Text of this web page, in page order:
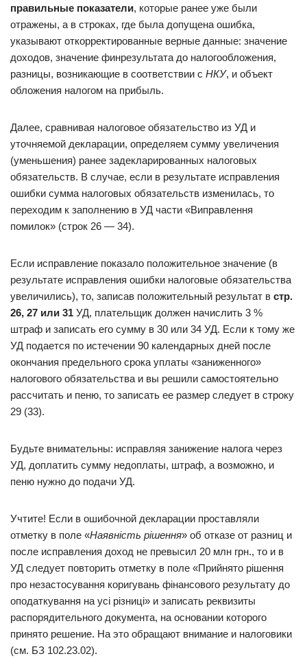
правильные показатели, которые ранее уже были
отражены, а в строках, где была допущена ошибка,
указывают откорректированные верные данные: значение
доходов, значение финрезультата до налогообложения,
разницы, возникающие в соответствии с НКУ, и объект
обложения налогом на прибыль.
Далее, сравнивая налоговое обязательство из УД и
уточняемой декларации, определяем сумму увеличения
(уменьшения) ранее задекларированных налоговых
обязательств. В случае, если в результате исправления
ошибки сумма налоговых обязательств изменилась, то
переходим к заполнению в УД части «Виправлення
помилок» (строк 26 — 34).
Если исправление показало положительное значение (в
результате исправления ошибки налоговые обязательства
увеличились), то, записав положительный результат в стр.
26, 27 или 31 УД, плательщик должен начислить 3 %
штраф и записать его сумму в 30 или 34 УД. Если к тому же
УД подается по истечении 90 календарных дней после
окончания предельного срока уплаты «заниженного»
налогового обязательства и вы решили самостоятельно
рассчитать и пеню, то записать ее размер следует в строку
29 (33).
Будьте внимательны: исправляя занижение налога через
УД, доплатить сумму недоплаты, штраф, а возможно, и
пеню нужно до подачи УД.
Учтите! Если в ошибочной декларации проставляли
отметку в поле «Наявнiсть рiшення» об отказе от разниц и
после исправления доход не превысил 20 млн грн., то и в
УД следует повторить отметку в поле «Прийнято рішення
про незастосування коригувань фінансового результату до
оподаткування на усі різниці» и записать реквизиты
распорядительного документа, на основании которого
принято решение. На это обращают внимание и налоговики
(см. БЗ 102.23.02).